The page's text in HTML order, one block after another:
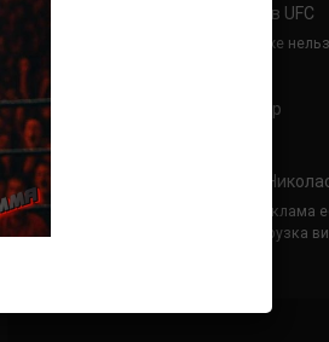
Расписание боев UFC
Кусок говна ты, существом даже
Анонимно Конор МакГрегор
Анонимно Рэнди Браун —
не запускается ни один бой, реклама
заканчивается начинается загрузка